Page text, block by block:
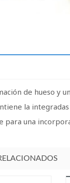
de hueso y
la
para una